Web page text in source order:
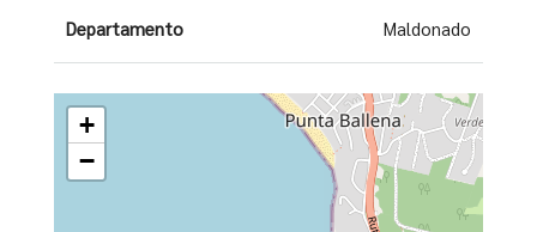
Departamento Maldonado
+
−